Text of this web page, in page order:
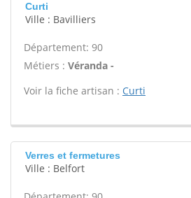
Curti
Ville : Bavilliers
Département: 90
Métiers : Véranda -
Voir la fiche artisan : Curti
Verres et fermetures
Ville : Belfort